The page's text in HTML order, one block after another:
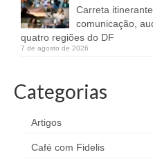
Carreta
comunicação,
quatro regiões do DF
7 de agosto de 2026
Categorias
Artigos
Café com Fidelis